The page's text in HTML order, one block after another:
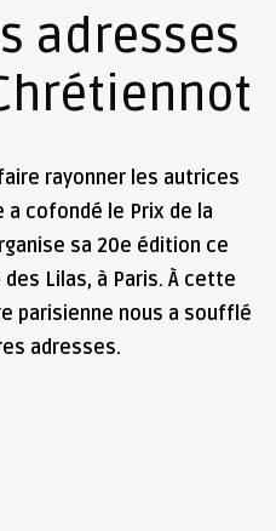
adresses
rayonner les autrices
cofondé le Prix de la
sa 20e édition ce
Lilas, à Paris. À cette
parisienne nous a soufflé
adresses.